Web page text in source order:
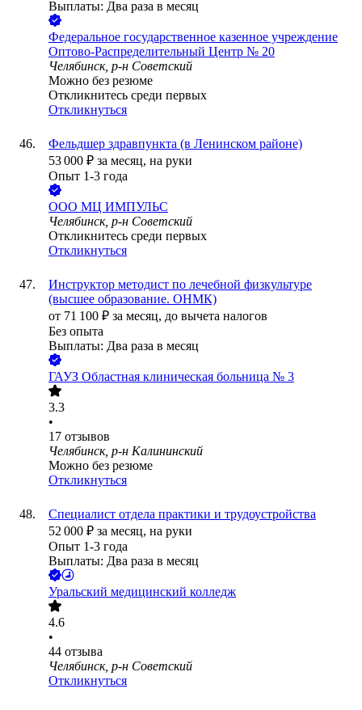
Выплаты: Два раза в месяц
Федеральное государственное казенное учреждение
Оптово-Распределительный Центр № 20
Челябинск, р-н Советский
Можно без резюме
Откликнитесь среди первых
Откликнуться
Фельдшер здравпункта (в Ленинском районе)
53 000 ₽ за месяц, на руки
Опыт 1-3 года
ООО МЦ ИМПУЛЬС
Челябинск, р-н Советский
Откликнитесь среди первых
Откликнуться
Инструктор методист по лечебной физкультуре
(высшее образование. ОНМК)
от 71 100 ₽ за месяц, до вычета налогов
Без опыта
Выплаты: Два раза в месяц
ГАУЗ Областная клиническая больница № 3
3.3
•
17 отзывов
Челябинск, р-н Калининский
Можно без резюме
Откликнуться
Специалист отдела практики и трудоустройства
52 000 ₽ за месяц, на руки
Опыт 1-3 года
Выплаты: Два раза в месяц
Уральский медицинский колледж
4.6
•
44 отзыва
Челябинск, р-н Советский
Откликнуться